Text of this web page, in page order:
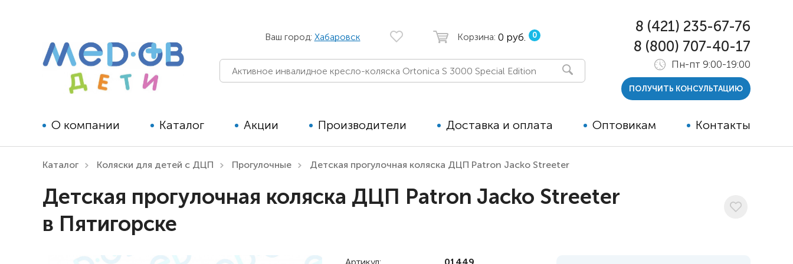
Ваш город: Хабаровск Корзина: 0 руб. 0
О компании Каталог
реабилитации для детей
Технические средства
реабилитации для взрослых
Коляски для детей с ДЦП
Детские вертикализаторы
Тренажёры
Акции Производители Доставка и оплата Оптовикам Контакты
8 (421) 235-67-76
8 (800) 707-40-17
Пн-пт 9:00-19:00
ПОЛУЧИТЬ КОНСУЛЬТАЦИЮ
Каталог Коляски для детей с ДЦП Прогулочные Детская прогулочная коляска ДЦП Patron Jacko Streeter
Детская прогулочная коляска ДЦП Patron Jacko Streeter
в Пятигорске